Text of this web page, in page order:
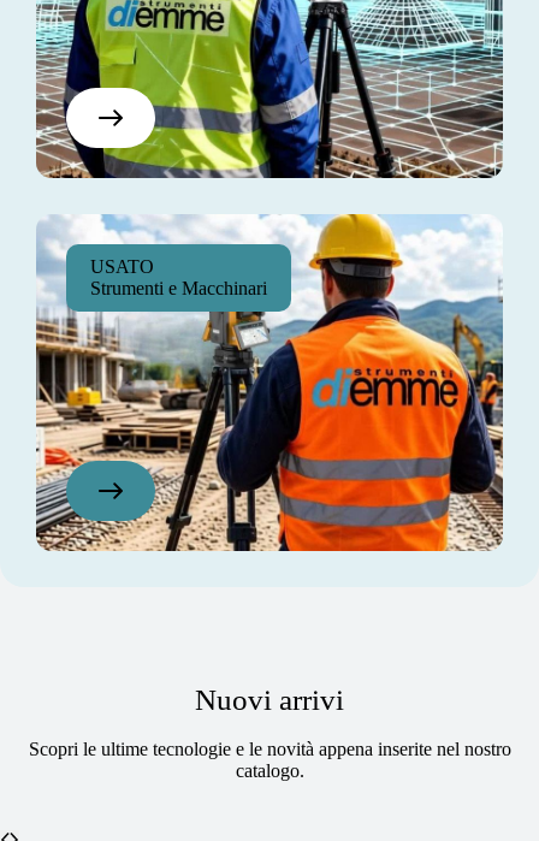
USATO
Strumenti e Macchinari
Nuovi arrivi
Scopri le ultime tecnologie e le novità appena inserite nel nostro
catalogo.